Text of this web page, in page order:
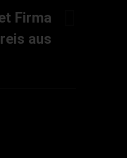
Firma
aus